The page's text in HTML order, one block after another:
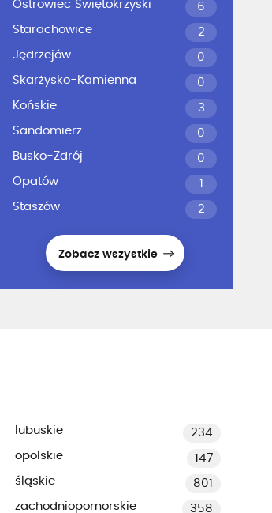
Ostrowiec Świętokrzyski
6
Starachowice
2
Jędrzejów
0
Skarżysko-Kamienna
0
Końskie
3
Sandomierz
0
Busko-Zdrój
0
Opatów
1
Staszów
2
Zobacz wszystkie
lubuskie
234
opolskie
147
śląskie
801
zachodniopomorskie 358